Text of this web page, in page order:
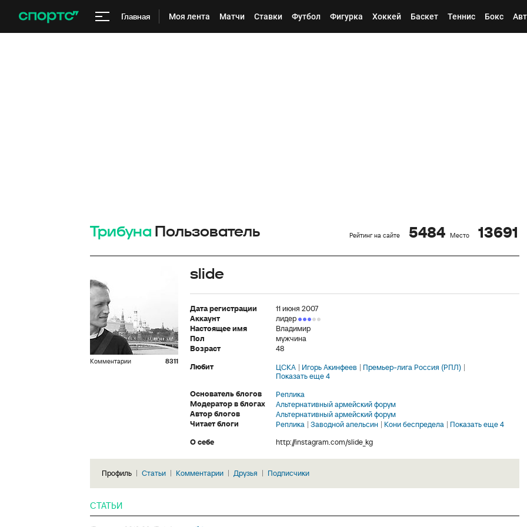
Главная Моя лента Матчи Ставки Футбол Фигурка Хоккей Баскет Теннис Бокс
Рейтинг на сайте 5484 Место 13691
Трибуна Пользователь
Комментарии 8311
slide
Дата регистрации
11 июня 2007
Аккаунт
лидер
Настоящее имя
Владимир
Пол
мужчина
Возраст
48
Любит
ЦСКА Игорь Акинфеев
Премьер-лига Россия (РПЛ)
Показать еще 4
Основатель блогов
Реплика
Модератор в блогах
Альтернативный армейский форум
Автор блогов
Альтернативный армейский форум
Читает блоги
Реплика Заводной апельсин Кони беспредела
Показать еще 4
О себе
http://instagram.com/slide_kg
Профиль Статьи Комментарии Друзья Подписчики
СТАТЬИ